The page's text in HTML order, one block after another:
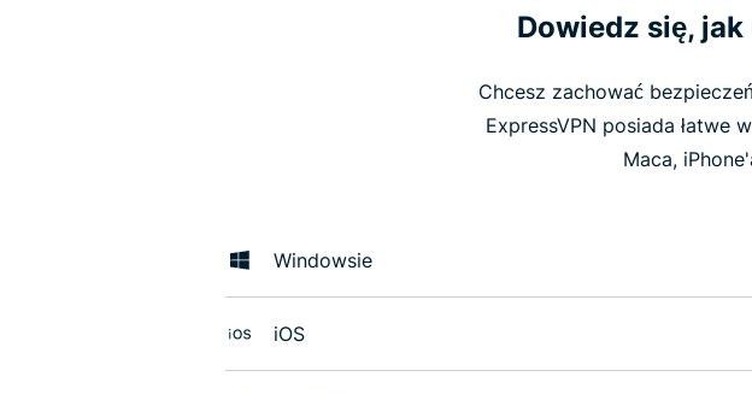
Dowiedz się,
Chcesz zachować
ExpressVPN posiada łatwe
Maca,
Windowsie
iOS